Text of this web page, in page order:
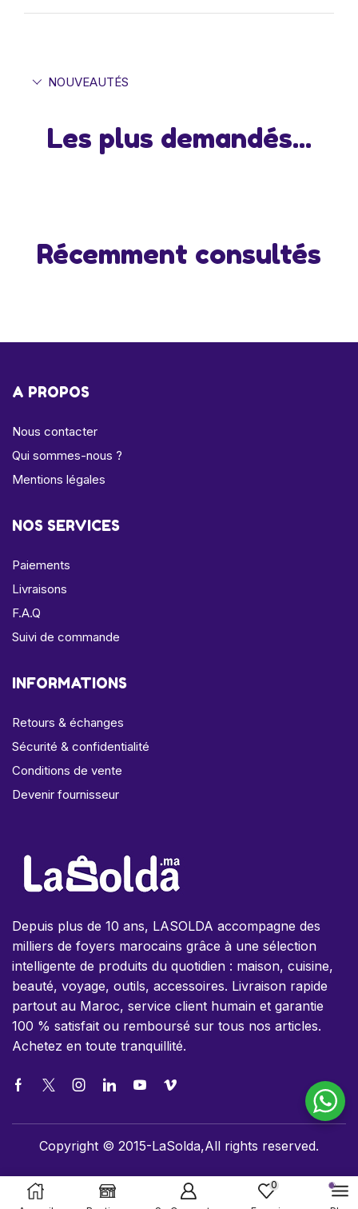
NOUVEAUTÉS
Les plus demandés...
Récemment consultés
A PROPOS
Nous contacter
Qui sommes-nous ?
Mentions légales
NOS SERVICES
Paiements
Livraisons
F.A.Q
Suivi de commande
INFORMATIONS
Retours & échanges
Sécurité & confidentialité
Conditions de vente
Devenir fournisseur
Depuis plus de 10 ans, LASOLDA accompagne des
milliers de foyers marocains grâce à une sélection
intelligente de produits du quotidien : maison, cuisine,
beauté, voyage, outils, accessoires. Livraison rapide
partout au Maroc, service client humain et garantie
100 % satisfait ou remboursé sur tous nos articles.
Achetez en toute tranquillité.
Copyright © 2015-LaSolda,All rights reserved.
0